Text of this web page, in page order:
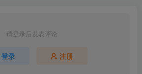
请登录后发表评论
登录 注册